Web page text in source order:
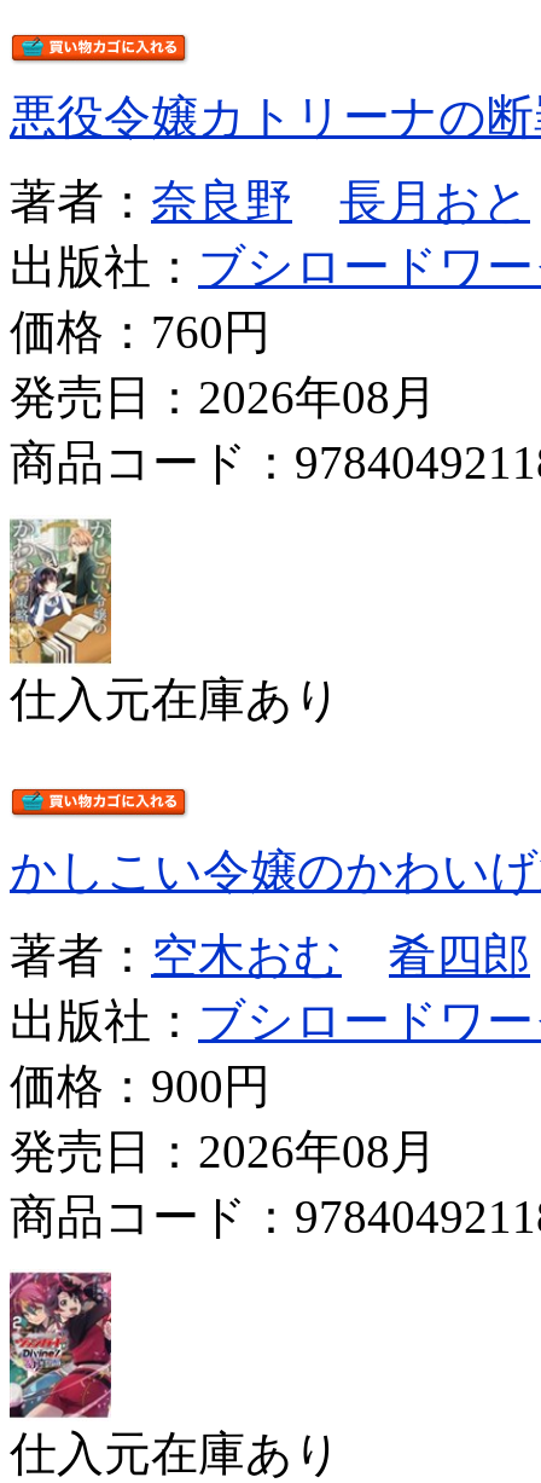
悪役令嬢カトリーナの
著者： 奈良野
長月おと
出版社： ブシロードワ
価格： 760円
発売日：2026年08月
商品コード：
仕入元在庫あり
かしこい令嬢のかわい
著者： 空木おむ
肴四郎
出版社： ブシロードワ
価格： 900円
発売日：2026年08月
商品コード：
仕入元在庫あり